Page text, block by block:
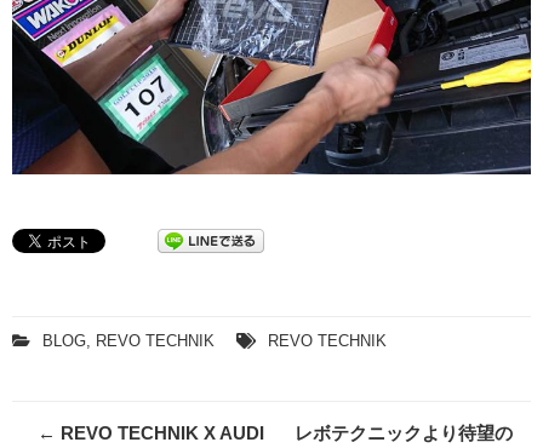
BLOG REVO TECHNIK REVO TECHNIK
Post
← REVO TECHNIK X AUDI レボテクニックより待望の